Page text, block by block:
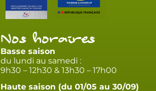
Nos horaires
Basse saison
du lundi au samedi :
9h30 – 12h30 & 13h30 – 17h00
Haute saison (du 01/05 au 30/09)